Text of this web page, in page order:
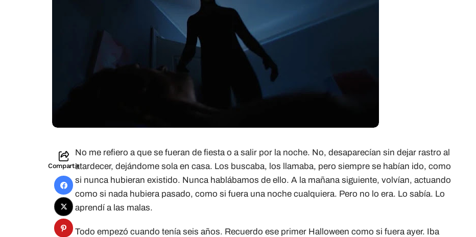
Compartir
No me refiero a que se fueran de fiesta o a salir por la noche. No, desaparecían sin dejar rastro al
atardecer, dejándome sola en casa. Los buscaba, los llamaba, pero siempre se habían ido, como
si nunca hubieran existido. Nunca hablábamos de ello. A la mañana siguiente, volvían, actuando
como si nada hubiera pasado, como si fuera una noche cualquiera. Pero no lo era. Lo sabía. Lo
aprendí a las malas.
Todo empezó cuando tenía seis años. Recuerdo ese primer Halloween como si fuera ayer. Iba